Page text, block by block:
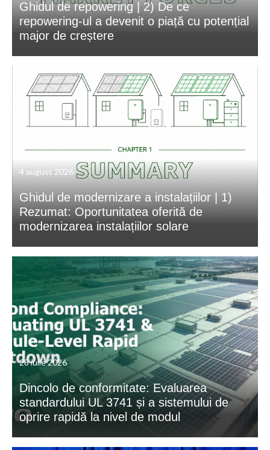
Ghidul de repowering | 2) De ce
repowering-ul a devenit o piață cu potențial
major de creștere
4 august 2026
Ghidul de modernizare a instalațiilor | 1)
Rezumat: Oportunitatea oferită de
modernizarea instalațiilor solare
28 iulie 2026
Dincolo de conformitate: Evaluarea
standardului UL 3741 și a sistemului de
oprire rapidă la nivel de modul